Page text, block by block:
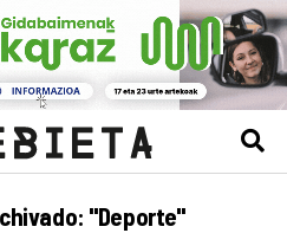
"Deporte"